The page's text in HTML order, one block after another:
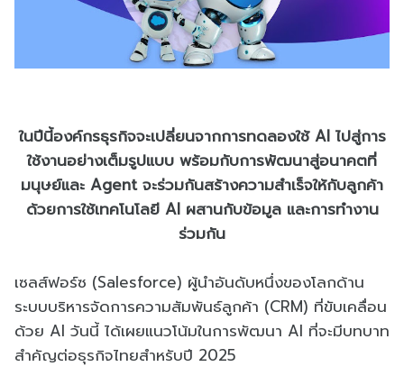
ในปีนี้องค์กรธุรกิจจะเปลี่ยนจากการทดลองใช้ AI ไปสู่การ
ใช้งานอย่างเต็มรูปแบบ พร้อมกับการพัฒนาสู่อนาคตที่
มนุษย์และ Agent จะร่วมกันสร้างความสำเร็จให้กับลูกค้า
ด้วยการใช้เทคโนโลยี AI ผสานกับข้อมูล และการทำงาน
ร่วมกัน
เซลส์ฟอร์ซ (Salesforce) ผู้นำอันดับหนึ่งของโลกด้าน
ระบบบริหารจัดการความสัมพันธ์ลูกค้า (CRM) ที่ขับเคลื่อน
ด้วย AI วันนี้ ได้เผยแนวโน้มในการพัฒนา AI ที่จะมีบทบาท
สำคัญต่อธุรกิจไทยสำหรับปี 2025